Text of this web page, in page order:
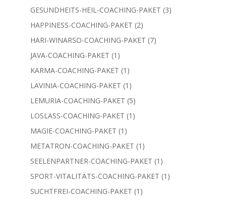
GESUNDHEITS-HEIL-COACHING-PAKET 33
HAPPINESS-COACHING-PAKET 22
Produkte
HARI-WINARSO-COACHING-PAKET 77
JAVA-COACHING-PAKET 1 1
Produkt
KARMA-COACHING-PAKET 1 1
Produkt
LAVINIA-COACHING-PAKET 1 1
Produkt
LEMURIA-COACHING-PAKET 55
Produkte
LOSLASS-COACHING-PAKET 1 1
MAGIE-COACHING-PAKET 1 1
Produkt
METATRON-COACHING-PAKET 1 1
Produkt
SEELENPARTNER-COACHING-PAKET 1 1
Produkt
SPORT-VITALITÄTS-COACHING-PAKET 1 1
SUCHTFREI-COACHING-PAKET 1 1